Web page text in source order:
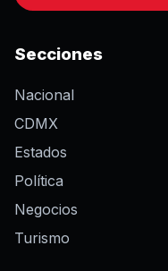
Secciones
Nacional
CDMX
Estados
Política
Negocios
Turismo